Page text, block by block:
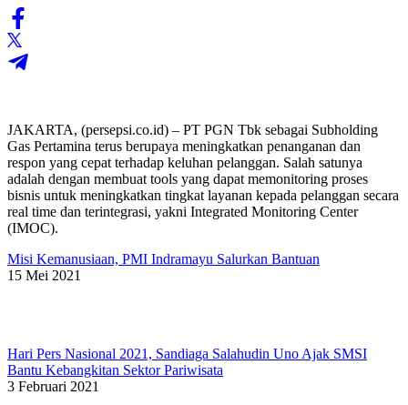
JAKARTA, (persepsi.co.id) – PT PGN Tbk sebagai Subholding
Gas Pertamina terus berupaya meningkatkan penanganan dan
respon yang cepat terhadap keluhan pelanggan. Salah satunya
adalah dengan membuat tools yang dapat memonitoring proses
bisnis untuk meningkatkan tingkat layanan kepada pelanggan secara
real time dan terintegrasi, yakni Integrated Monitoring Center
(IMOC).
Misi Kemanusiaan, PMI Indramayu Salurkan Bantuan
15 Mei 2021
Hari Pers Nasional 2021, Sandiaga Salahudin Uno Ajak SMSI
Bantu Kebangkitan Sektor Pariwisata
3 Februari 2021